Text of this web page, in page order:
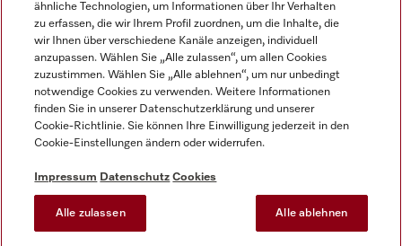
AGB
Datenschutz
Nutzungsbedingungen
Barrierefreiheitserklärung
EU-Gesetzen über digitale Dienste
Cookie-Einstellungen
ähnliche Technologien, um Informationen über Ihr Verhalten
zu erfassen, die wir Ihrem Profil zuordnen, um die Inhalte, die
wir Ihnen über verschiedene Kanäle anzeigen, individuell
anzupassen. Wählen Sie „Alle zulassen“, um allen Cookies
zuzustimmen. Wählen Sie „Alle ablehnen“, um nur unbedingt
notwendige Cookies zu verwenden. Weitere Informationen
finden Sie in unserer Datenschutzerklärung und unserer
Cookie-Richtlinie. Sie können Ihre Einwilligung jederzeit in den
Cookie-Einstellungen ändern oder widerrufen.
Impressum Datenschutz Cookies
Alle zulassen Alle ablehnen